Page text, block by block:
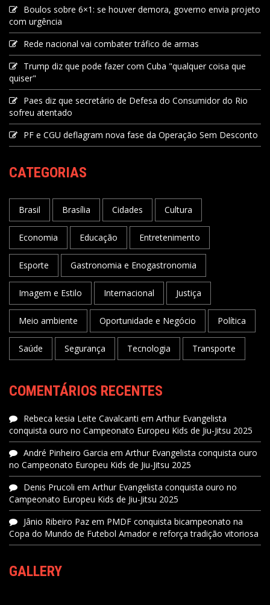
Boulos sobre 6×1: se houver demora, governo envia projeto
com urgência
Rede nacional vai combater tráfico de armas
Trump diz que pode fazer com Cuba "qualquer coisa que
quiser"
Paes diz que secretário de Defesa do Consumidor do Rio
sofreu atentado
PF e CGU deflagram nova fase da Operação Sem Desconto
CATEGORIAS
Brasil Brasília Cidades Cultura
Economia Educação Entretenimento
Esporte Gastronomia e Enogastronomia
Imagem e Estilo Internacional Justiça
Meio ambiente Oportunidade e Negócio Política
Saúde Segurança Tecnologia Transporte
COMENTÁRIOS RECENTES
Rebeca kesia Leite Cavalcanti em Arthur Evangelista
conquista ouro no Campeonato Europeu Kids de Jiu-Jitsu 2025
André Pinheiro Garcia em Arthur Evangelista conquista ouro
no Campeonato Europeu Kids de Jiu-Jitsu 2025
Denis Prucoli em Arthur Evangelista conquista ouro no
Campeonato Europeu Kids de Jiu-Jitsu 2025
Jânio Ribeiro Paz em PMDF conquista bicampeonato na
Copa do Mundo de Futebol Amador e reforça tradição vitoriosa
GALLERY